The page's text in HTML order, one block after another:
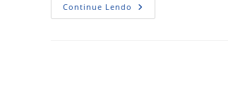
Continue Lendo